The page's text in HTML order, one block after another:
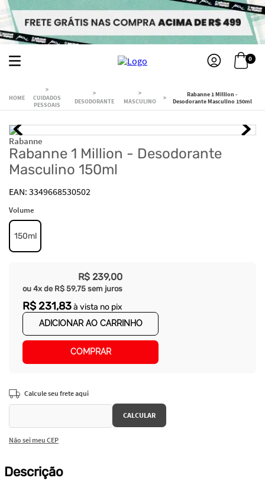
0
CUIDADOS
PESSOAIS
DESODORANTE MASCULINO
Rabanne 1 Million -
Desodorante Masculino 150ml
Rabanne
Rabanne 1 Million - Desodorante
Masculino 150ml
3349668530502
Volume
150ml
R$ 239,00
ou 4x de R$ 59,75 sem juros
R$ 231,83à vista no pix
ADICIONAR AO CARRINHO
COMPRAR
Não sei meu CEP
Descrição